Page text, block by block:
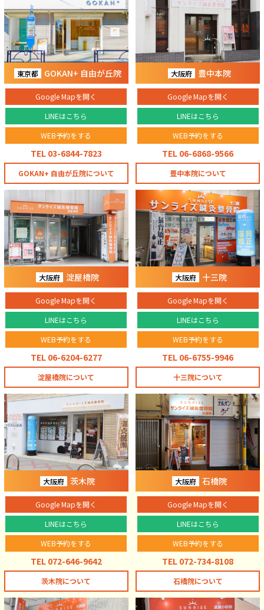
東京都 GOKAN+ 自由が丘院
Google Mapを開く
LINEはこちら
WEB予約をする
TEL 03-6844-7823
GOKAN+ 自由が丘院について
大阪府 豊中本院
Google Mapを開く
LINEはこちら
WEB予約をする
TEL 06-6868-9566
豊中本院について
大阪府 淀屋橋院
Google Mapを開く
LINEはこちら
WEB予約をする
TEL 06-6204-6277
淀屋橋院について
大阪府 十三院
Google Mapを開く
LINEはこちら
WEB予約をする
TEL 06-6755-9946
十三院について
大阪府 茨木院
Google Mapを開く
LINEはこちら
WEB予約をする
TEL 072-646-9642
茨木院について
大阪府 石橋院
Google Mapを開く
LINEはこちら
WEB予約をする
TEL 072-734-8108
石橋院について